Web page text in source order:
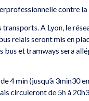
contre la
A Lyon, le
relais seront mis en
bus et tramways sera
4 min (jusqu’à 3min30
circuleront de 5h à